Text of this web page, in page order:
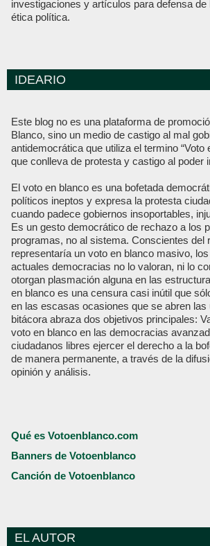
investigaciones y artículos para defensa
ética política.
IDEARIO
Este blog no es una plataforma de
Blanco, sino un medio de castigo al mal
antidemocrática que utiliza el termino “Voto
que conlleva de protesta y castigo al poder
El voto en blanco es una bofetada
políticos ineptos y expresa la protesta
cuando padece gobiernos insoportables,
Es un gesto democrático de rechazo a los
programas, no al sistema. Conscientes del
representaría un voto en blanco masivo,
actuales democracias no lo valoran, ni lo
otorgan plasmación alguna en las
en blanco es una censura casi inútil que
en las escasas ocasiones que se abren las
bitácora abraza dos objetivos principales:
voto en blanco en las democracias
ciudadanos libres ejercer el derecho a la
de manera permanente, a través de la
opinión y análisis.
Qué es Votoenblanco.com
Banners de Votoenblanco
Canción de Votoenblanco
EL AUTOR